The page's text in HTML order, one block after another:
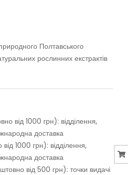
Полтавського
рослинних екстрактів
від 1000 грн): відділення,
доставка
1000 грн): відділення,
доставка
від 500 грн): точки видачі